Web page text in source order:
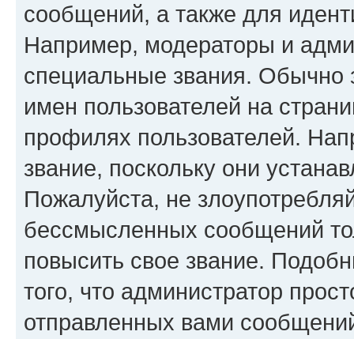
сообщений, а также для
Например, модераторы и
специальные звания. Обычно
имен пользователей на
профилях пользователей.
звание, поскольку они
Пожалуйста, не
бессмысленных сообщений
повысить свое звание.
того, что администратор
отправленных вами